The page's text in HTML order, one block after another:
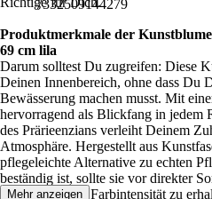
7332509144279
Produktmerkmale der
69 cm lila
Darum solltest Du zugreifen: Diese
Deinen Innenbereich, ohne dass Du
Bewässerung machen musst. Mit
hervorragend als Blickfang in jedem
des Prärieenzians verleiht Deinem
Atmosphäre. Hergestellt aus
pflegeleichte Alternative zu echten
beständig ist, sollte sie vor direkter
werden, um die Farbintensität zu
Mehr anzeigen